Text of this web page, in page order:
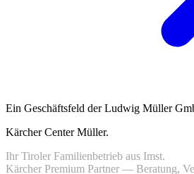
Ein Geschäftsfeld der Ludwig Müller
Kärcher Center Müller.
Ihr Tiroler Familienbetrieb aus Imst.
Kärcher Premium Partner — Beratung,